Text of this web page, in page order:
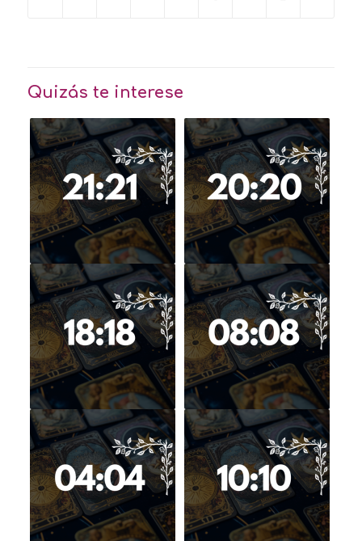
Quizás te interese